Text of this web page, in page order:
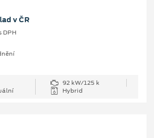
v ČR
DPH
92 kW/125 k
Hybrid